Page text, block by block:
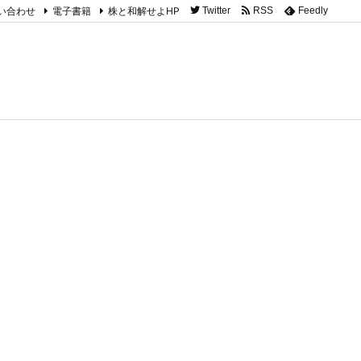
合わせ 電子書籍 株と和解せよHP Twitter RSS Feedly